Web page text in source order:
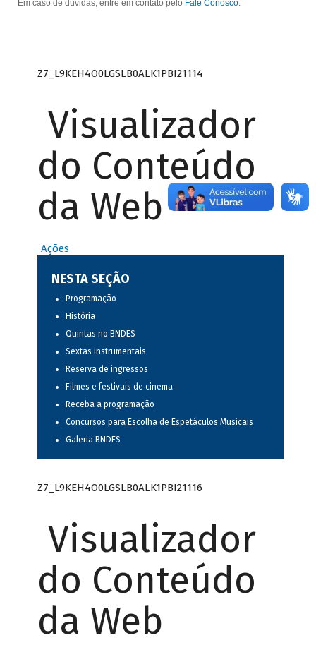
Em caso de dúvidas, entre em contato pelo Fale Conosco.
Z7_L9KEH4O0LGSLB0ALK1PBI21114
Visualizador
do Conteúdo
da Web
Ações
NESTA SEÇÃO
Programação
História
Quintas no BNDES
Sextas instrumentais
Reserva de ingressos
Filmes e festivais de cinema
Receba a programação
Concursos para Escolha de Espetáculos Musicais
Galeria BNDES
Z7_L9KEH4O0LGSLB0ALK1PBI21116
Visualizador
do Conteúdo
da Web